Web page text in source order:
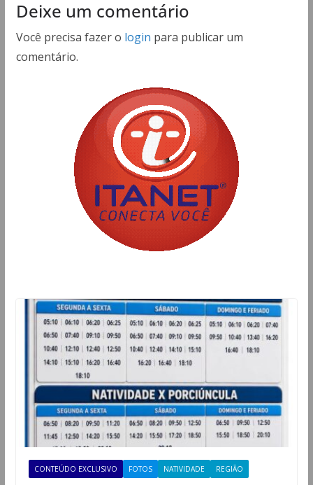
Deixe um comentário
Você precisa fazer o login para publicar um
comentário.
CONTEÚDO EXCLUSIVO FOTOS NATIVIDADE REGIÃO